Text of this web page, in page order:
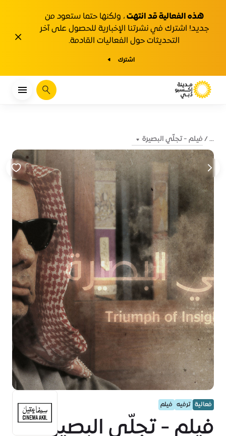
هذه الفعالية قد انتهت ، ولكنها حتما ستعود من
جديد! اشترك في نشرتنا الإخبارية للحصول على آخر
التحديثات حول الفعاليات القادمة.
اشترك
يبحث
... فيلم - تجلّي البصيرة
فعالية ترفيه فيلم
فيلم - تجلّي البصيرة